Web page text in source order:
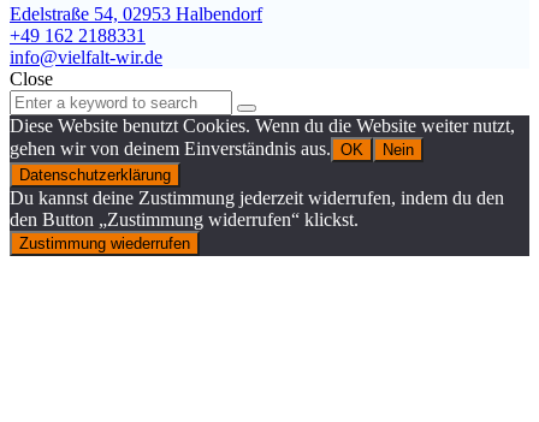
Edelstraße 54, 02953 Halbendorf
+49 162 2188331
info@vielfalt-wir.de
Close
Search
for:
Search
Diese Website benutzt Cookies. Wenn du die Website weiter nutzt,
gehen wir von deinem Einverständnis aus. OK
Nein
Datenschutzerklärung
Du kannst deine Zustimmung jederzeit widerrufen, indem du den
den Button „Zustimmung widerrufen“ klickst.
Zustimmung wiederrufen